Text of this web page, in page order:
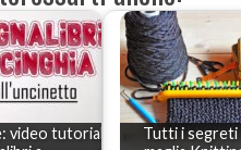
video tutorial
Tutti i segreti